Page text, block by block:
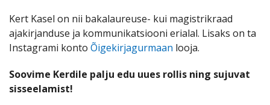
Kert Kasel on nii bakalaureuse- kui magistrikraad
ajakirjanduse ja kommunikatsiooni erialal. Lisaks on ta
Instagrami konto Õigekirjagurmaan looja.
Soovime Kerdile palju edu uues rollis ning sujuvat
sisseelamist!